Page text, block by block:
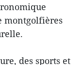
montgolfières
des sports et